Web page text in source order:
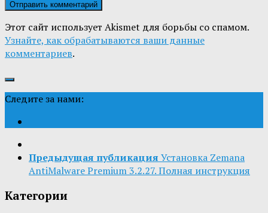
Этот сайт использует Akismet для борьбы со спамом.
Узнайте, как обрабатываются ваши данные
комментариев.
Следите за нами:
Предыдущая публикация Установка Zemana
AntiMalware Premium 3.2.27. Полная инструкция
Категории